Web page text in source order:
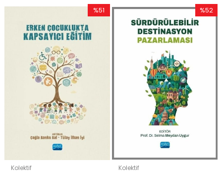
Kolektif
%51
%51İndirim
Kolektif
%52
İndirim